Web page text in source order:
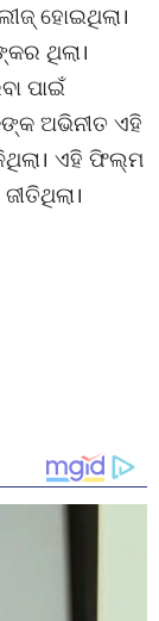
ହୋଇଥିଲା।
ଥିଲା।
ପାଇଁ
ଅଭିନୀତ ଏହି
ଏହି ଫିଲ୍ମ